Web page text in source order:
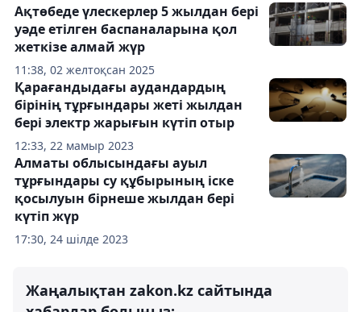
11:38, 02 желтоқсан 2025
Ақтөбеде үлескерлер 5 жылдан бері
уәде етілген баспаналарына қол
жеткізе алмай жүр
12:33, 22 мамыр 2023
Қарағандыдағы аудандардың
бірінің тұрғындары жеті жылдан
бері электр жарығын күтіп отыр
17:30, 24 шілде 2023
Алматы облысындағы ауыл
тұрғындары су құбырының іске
қосылуын бірнеше жылдан бері
күтіп жүр
Жаңалықтан zakon.kz сайтында